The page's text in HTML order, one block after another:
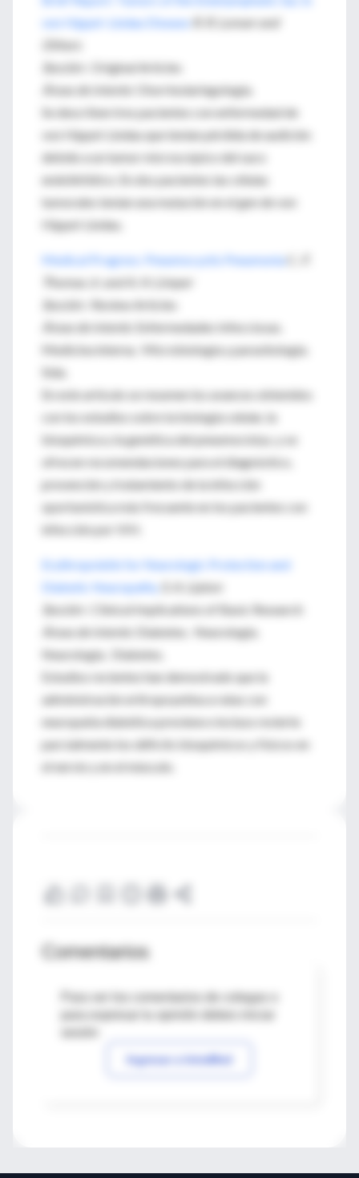
von Hippel–Lindau Disease
R. R. Lonser and
Others
Sección
: Original Articles
Áreas de interés
: Otorrinolaringología.
Se describen tres pacientes con enfermedad de
von Hippel-Lindau que tenían pérdida de audición
debido a un tumor microscópico del saco
endolinfático. En dos pacientes las células
tumorales tenían una mutación en el gen de von
Hippel-Lindau.
Medical Progress: Pneumocystis Pneumonia
Thomas Jr. and A. H. Limper
Sección
: Review Articles
Áreas de interés
: Enfermedades Infecciosas.
Medicina interna. Microbiología y parasitología.
Sida.
En este artículo se resumen los avances obtenidos
con los estudios sobre la biología celular, la
bioquímica y la genética del pneumocistys, y se
ofrecen recomendaciones para el diagnóstico,
prevención y tratamiento de la infección
oportunística más frecuente en los pacientes con
infección por VIH.
Erythropoietin for Neurologic Protection and
Diabetic Neuropathy
S. A. Lipton
Sección
: Clinical Implications of Basic Research
Áreas de interés
: Diabetes. Neurología.
Neurología. Diabetes.
Estudios recientes han demostrado que la
administración eritropoyetina a ratas con
neuropatía diabética previene e incluso revierte
parcialmente los déficits bioquímicos y físicos en
el nervio y en el músculo.
Comentarios
Para ver los comentarios de colegas o
Ingresar a IntraMed